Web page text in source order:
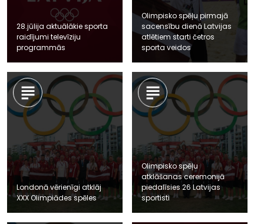
28.jūlija aktuālākie sporta
raidījumi televīziju
programmās
Olimpisko spēļu pirmajā
sacensību dienā Latvijas
atlētiem starti četros
sporta veidos
Londonā vērienīgi atklāj
XXX Olimpiādes spēles
Olimpisko spēļu
atklāšanas ceremonijā
piedalīsies 26 Latvijas
sportisti